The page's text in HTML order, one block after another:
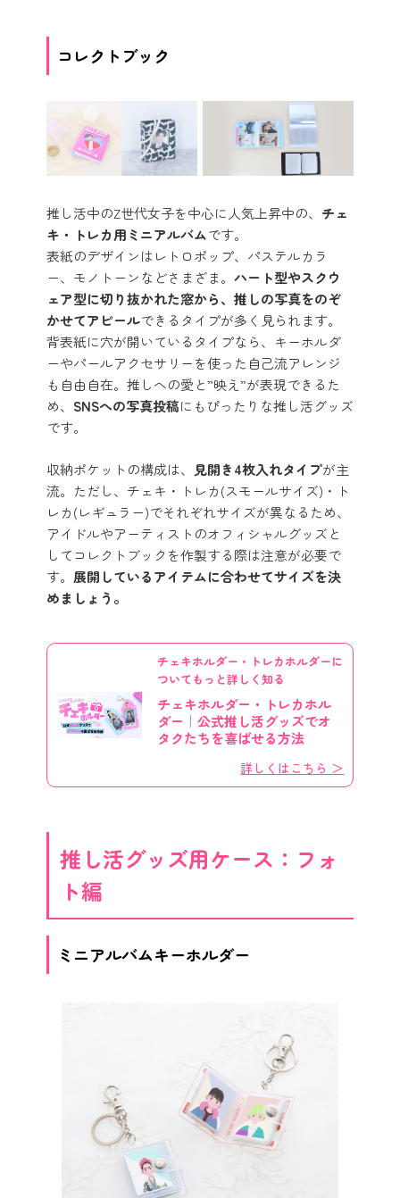
コレクトブック
推し活中のZ世代女子を中心に人気上昇中の、 チェ
キ・トレカ用ミニアルバムです。
表紙のデザインはレトロポップ、パステルカラ
ー、モノトーンなどさまざま。 ハート型やスクウ
ェア型に切り抜かれた窓から、推しの写真をのぞ
かせてアピールできるタイプが多く見られます。
背表紙に穴が開いているタイプなら、キーホルダ
ーやパールアクセサリーを使った自己流アレンジ
も自由自在。推しへの愛と”映え”が表現できるた
め、 SNSへの写真投稿にもぴったりな推し活グッズ
です。
収納ポケットの構成は、 見開き4枚入れタイプが主
流。ただし、チェキ・トレカ(スモールサイズ)・ト
レカ(レギュラー)でそれぞれサイズが異なるため、
アイドルやアーティストのオフィシャルグッズと
してコレクトブックを作製する際は注意が必要で
す。 展開しているアイテムに合わせてサイズを決
めましょう。
チェキホルダー・トレカホルダーに
ついてもっと詳しく知る
チェキホルダー・トレカホル
ダー｜公式推し活グッズでオ
タクたちを喜ばせる方法
詳しくはこちら ＞
推し活グッズ用ケース：フォ
ト編
ミニアルバムキーホルダー